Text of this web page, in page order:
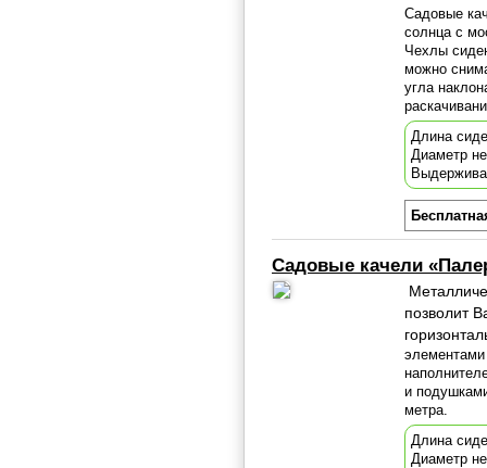
Садовые
солнца с
Чехлы
можно
угла
Длина
Диаметр
Садовые качели
позволит
элементами
и
метра.
Длина
Диаметр